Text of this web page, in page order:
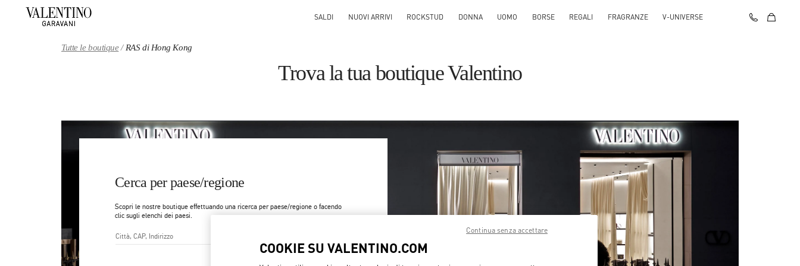
SALDI NUOVI ARRIVI ROCKSTUD DONNA UOMO BORSE REGALI FRAGRANZE V-UNIVERSE
Tutte le boutique RAS di Hong Kong
Trova la tua boutique Valentino
Cerca per paese/regione
Scopri le nostre boutique effettuando una ricerca per paese/regione o facendo
clic sugli elenchi dei paesi.
Città, Stato/Provincia, CAP o Città e NazioneCOOKIE SU VALENTINO.COM
Continua senza accettare